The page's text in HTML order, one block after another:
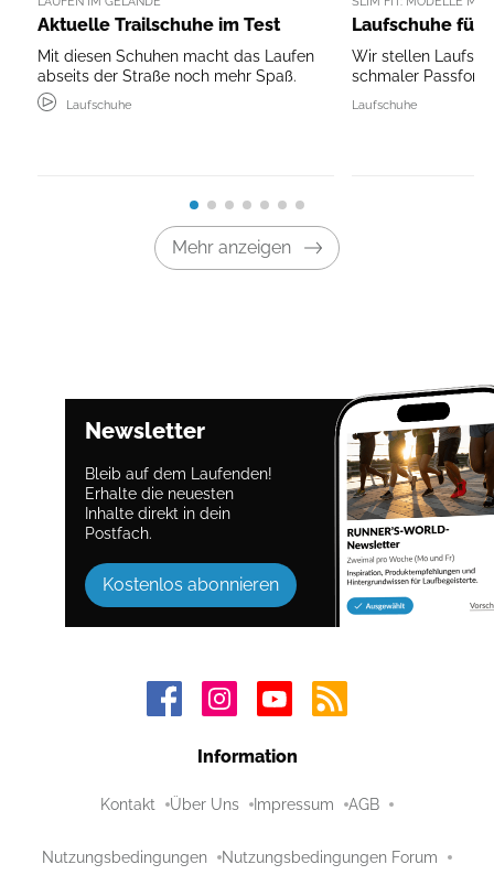
Aktuelle Trailschuhe im Test
Mit diesen Schuhen macht das Laufen
abseits der Straße noch mehr Spaß.
Laufschuhe
Laufschuhe für
Wir stellen
schmaler Passform
Laufschuhe
Mehr anzeigen
Newsletter
Bleib auf dem Laufenden!
Erhalte die neuesten
Inhalte direkt in dein
Postfach.
Kostenlos abonnieren
Information
Kontakt Über Uns Impressum AGB
Nutzungsbedingungen Nutzungsbedingungen Forum